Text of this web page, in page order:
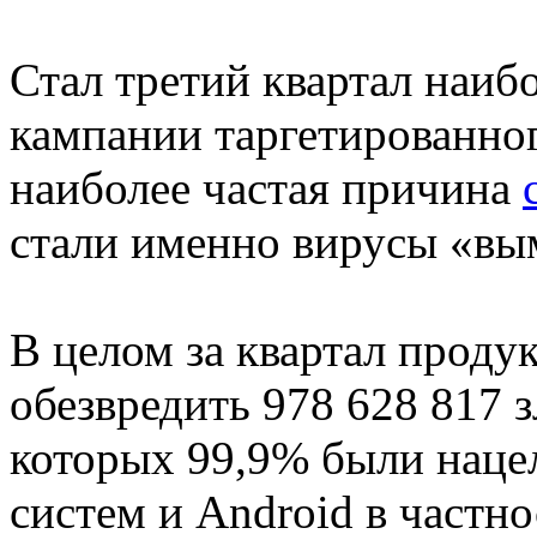
Стал третий квартал
кампании
наиболее частая причина
стали именно вирусы
В целом за квартал
обезвредить 978 628 817
которых 99,9% были
систем и Android в